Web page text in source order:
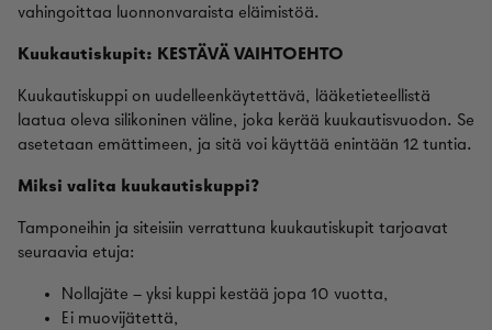
vahingoittaa luonnonvaraista eläimistöä.
Kuukautiskupit: KESTÄVÄ VAIHTOEHTO
Kuukautiskuppi on uudelleenkäytettävä, lääketieteellistä
laatua oleva silikoninen väline, joka kerää kuukautisvuodon. Se
asetetaan emättimeen, ja sitä voi käyttää enintään 12 tuntia.
Miksi valita kuukautiskuppi?
Tamponeihin ja siteisiin verrattuna kuukautiskupit tarjoavat
seuraavia etuja:
Nollajäte – yksi kuppi kestää jopa 10 vuotta,
Ei muovijätettä,